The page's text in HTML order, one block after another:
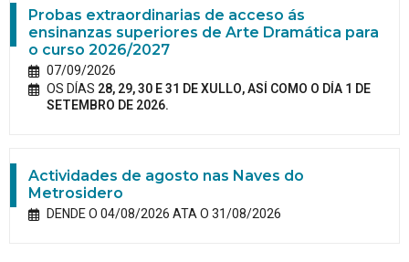
Probas extraordinarias de acceso ás
ensinanzas superiores de Arte Dramática para
o curso 2026/2027
07/09/2026
OS DÍAS 28, 29, 30 E 31 DE XULLO, ASÍ COMO O DÍA 1 DE
SETEMBRO DE 2026.
Actividades de agosto nas Naves do
Metrosidero
DENDE O 04/08/2026 ATA O 31/08/2026